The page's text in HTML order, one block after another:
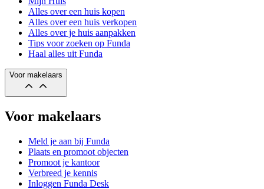
Alles over een huis kopen
Alles over een huis verkopen
Alles over je huis aanpakken
Tips voor zoeken op Funda
Haal alles uit Funda
Voor makelaars
Voor makelaars
Meld je aan bij Funda
Plaats en promoot objecten
Promoot je kantoor
Verbreed je kennis
Inloggen Funda Desk